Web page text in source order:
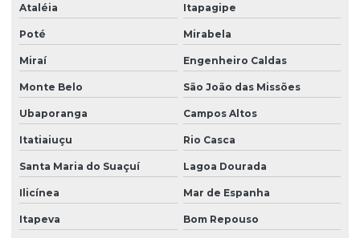
Ataléia Itapagipe
Poté Mirabela
Miraí Engenheiro Caldas
Monte Belo São João das Missões
Ubaporanga Campos Altos
Itatiaiuçu Rio Casca
Santa Maria do Suaçuí Lagoa Dourada
Ilicínea Mar de Espanha
Itapeva Bom Repouso